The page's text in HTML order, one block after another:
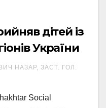
дітей із
України
НАЗАР, ЗАСТ. ГОЛ.
Social